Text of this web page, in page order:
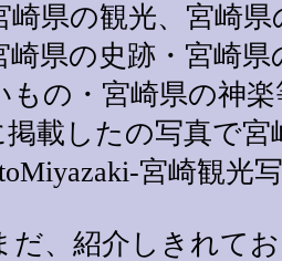
県の観光、宮崎県
崎県の史跡・宮崎
もの・宮崎県の神
掲載したの写真で
宮崎観
だ、紹介しきれて